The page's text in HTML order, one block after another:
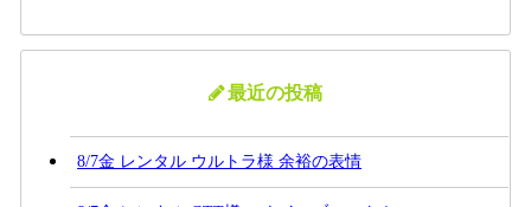
最近の投稿
8/7金 レンタル ウルトラ様 余裕の表情